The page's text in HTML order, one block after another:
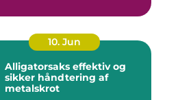
10. Jun
Alligatorsaks effektiv og
sikker håndtering af
metalskrot